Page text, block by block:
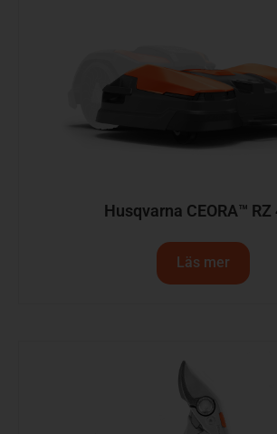
Husqvarna CEORA™ RZ
Läs mer